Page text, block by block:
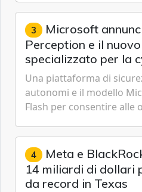
Cybersecurity.
3 Microsoft
Perception e il
specializzato per la
Una piattaforma di
autonomi e il modello
Flash per consentire alle
gestione continua del
4 Meta e
14 miliardi di dollari
da record in Texas